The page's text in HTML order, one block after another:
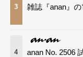
3 雑誌『anan』
4 anan No. 2506